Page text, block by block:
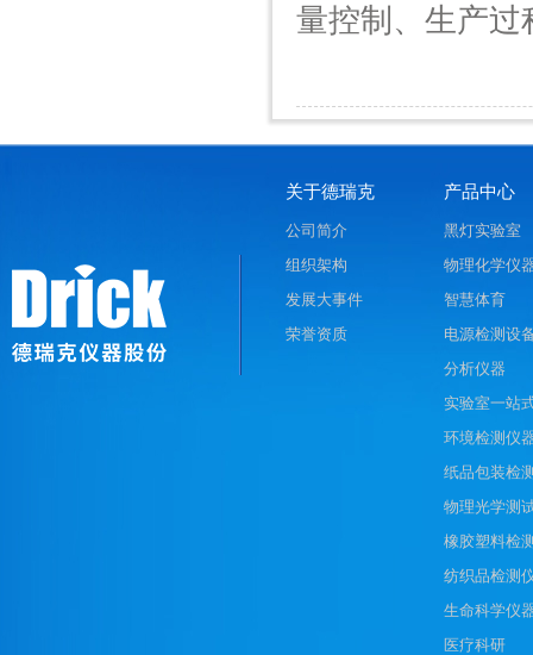
量控制、生产过
关于德瑞克
公司简介
组织架构
发展大事件
荣誉资质
产品中心
黑灯实验室
物理化学仪
智慧体育
电源检测设
分析仪器
实验室一站
环境检测仪
纸品包装检
物理光学测
橡胶塑料检
纺织品检测
生命科学仪
医疗科研